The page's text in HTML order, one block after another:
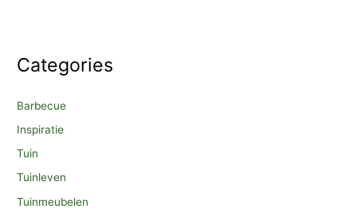
Categories
Barbecue
Inspiratie
Tuin
Tuinleven
Tuinmeubelen